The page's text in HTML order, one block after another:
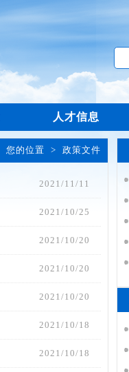
人才信息
您的位置 > 政策文件
2021/11/11
2021/10/25
2021/10/20
2021/10/20
2021/10/20
2021/10/18
2021/10/18